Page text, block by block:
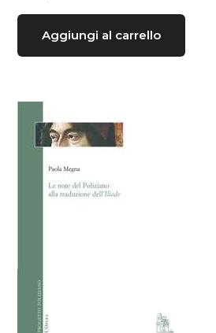
Aggiungi al carrello